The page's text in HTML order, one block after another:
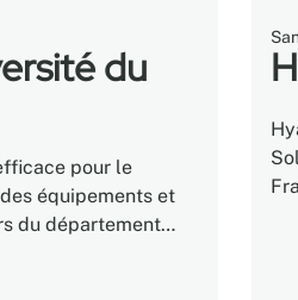
du
pour le
équipements et
du département